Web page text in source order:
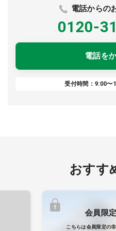
電話からの
0120-
電話を
受付時間：9:00〜
おすす
会員限
こちらは会員限定の